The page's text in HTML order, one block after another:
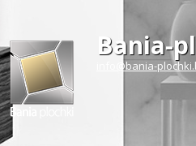
Bania-
info@bania-